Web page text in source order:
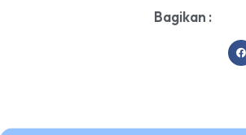
Bagikan :